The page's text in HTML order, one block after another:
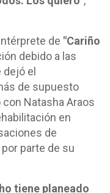
de "Cariño
debido a las
el
de supuesto
Natasha Araos
en
de
parte de su
tiene planeado